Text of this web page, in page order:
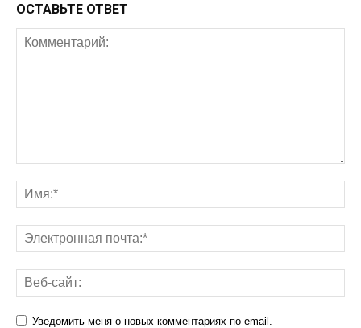
ОСТАВЬТЕ ОТВЕТ
Уведомить меня о новых комментариях по email.